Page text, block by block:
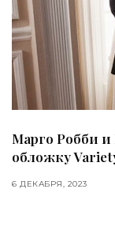
Марго Робби
обложку
6 ДЕКАБРЯ, 2023